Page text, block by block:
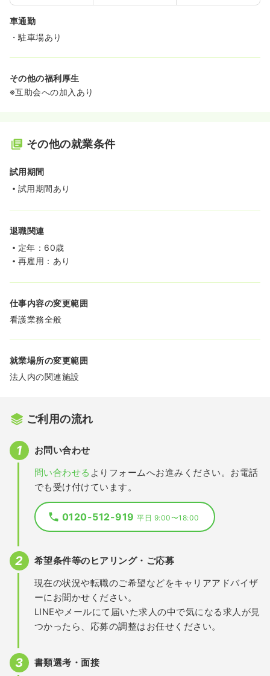
車通勤
・駐車場あり
その他の福利厚生
※互助会への加入あり
その他の就業条件
試用期間
試用期間あり
退職関連
定年：60歳
再雇用：あり
仕事内容の変更範囲
看護業務全般
就業場所の変更範囲
法人内の関連施設
ご利用の流れ
お問い合わせ
問い合わせる よりフォームへお進みください。お電話
でも受け付けています。
0120-512-919平日 9:00〜18:00
希望条件等のヒアリング・ご応募
現在の状況や転職のご希望などをキャリアアドバイザ
ーにお聞かせください。
LINEやメールにて届いた求人の中で気になる求人が見
つかったら、応募の調整はお任せください。
書類選考・面接